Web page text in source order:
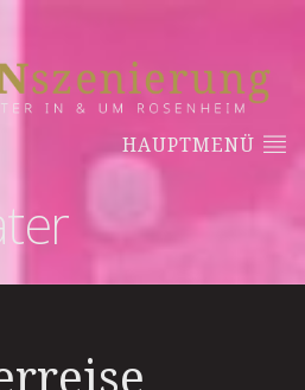
HAUPTMENÜ